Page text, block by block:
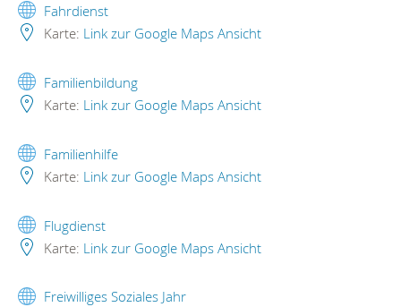
Fahrdienst
Karte: Link zur Google Maps Ansicht
Familienbildung
Karte: Link zur Google Maps Ansicht
Familienhilfe
Karte: Link zur Google Maps Ansicht
Flugdienst
Karte: Link zur Google Maps Ansicht
Freiwilliges Soziales Jahr